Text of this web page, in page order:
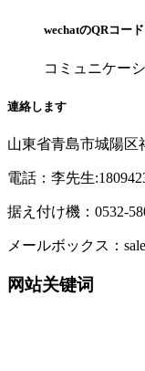
wechatのQRコード
コミュニケー
連絡します
山東省青島市城陽区
電話：李先生
据え付け機：0532-
メールボックス：
网站关键词